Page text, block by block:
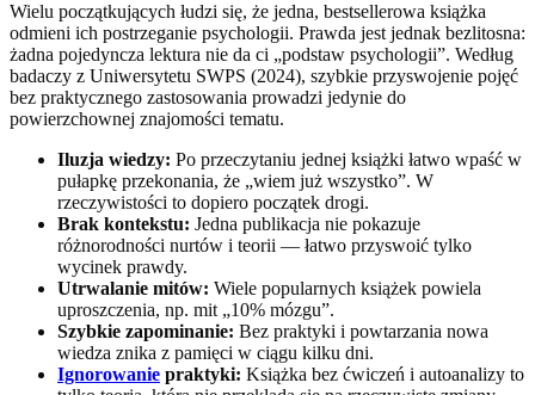
Wielu początkujących łudzi się, że jedna, bestsellerowa książka
odmieni ich postrzeganie psychologii. Prawda jest jednak bezlitosna:
żadna pojedyncza lektura nie da ci „podstaw psychologii”. Według
badaczy z Uniwersytetu SWPS (2024), szybkie przyswojenie pojęć
bez praktycznego zastosowania prowadzi jedynie do
powierzchownej znajomości tematu.
Iluzja wiedzy: Po przeczytaniu jednej książki łatwo wpaść w
pułapkę przekonania, że „wiem już wszystko”. W
rzeczywistości to dopiero początek drogi.
Brak kontekstu: Jedna publikacja nie pokazuje
różnorodności nurtów i teorii — łatwo przyswoić tylko
wycinek prawdy.
Utrwalanie mitów: Wiele popularnych książek powiela
uproszczenia, np. mit „10% mózgu”.
Szybkie zapominanie: Bez praktyki i powtarzania nowa
wiedza znika z pamięci w ciągu kilku dni.
Ignorowanie praktyki: Książka bez ćwiczeń i autoanalizy to